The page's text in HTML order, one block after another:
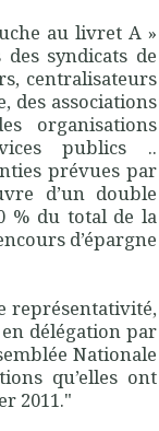
au livret A »
syndicats de
centralisateurs
des associations
organisations
publics ..
prévues par
d’un double
% du total de la
d’épargne
représentativité,
délégation par
Nationale
qu’elles ont
2011."